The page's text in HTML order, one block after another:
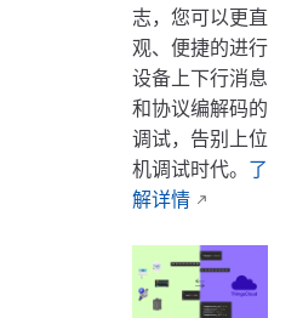
志，您可以更直
观、便捷的进行
设备上下行消息
和协议编解码的
调试，告别上位
机调试时代。 了
解详情